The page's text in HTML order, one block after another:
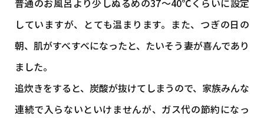
していますが、とても温まります。また、つぎの日の
朝、肌がすべすべになったと、たいそう妻が喜んであり
ました。
追炊きをすると、炭酸が抜けてしまうので、家族みんな
連続で入らないといけませんが、ガス代の節約になっ